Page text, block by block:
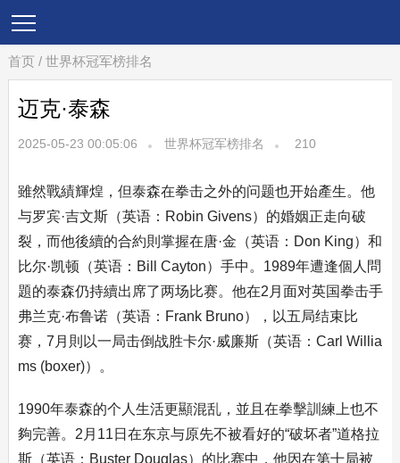
首页 / 世界杯冠军榜排名
迈克·泰森
2025-05-23 00:05:06 世界杯冠军榜排名 210
雖然戰績輝煌，但泰森在拳击之外的问题也开始產生。他
与罗宾·吉文斯（英语：Robin Givens）的婚姻正走向破
裂，而他後續的合約則掌握在唐·金（英语：Don King）和
比尔·凯顿（英语：Bill Cayton）手中。1989年遭逢個人問
題的泰森仍持續出席了两场比赛。他在2月面对英国拳击手
弗兰克·布鲁诺（英语：Frank Bruno），以五局结束比
赛，7月則以一局击倒战胜卡尔·威廉斯（英语：Carl Willia
ms (boxer)）。
1990年泰森的个人生活更顯混乱，並且在拳擊訓練上也不
夠完善。2月11日在东京与原先不被看好的“破坏者”道格拉
斯（英语：Buster Douglas）的比赛中，他因在第十局被